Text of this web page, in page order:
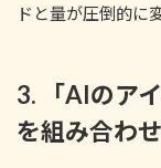
ドと量が圧倒的に
3. 「AIのア
を組み合わ